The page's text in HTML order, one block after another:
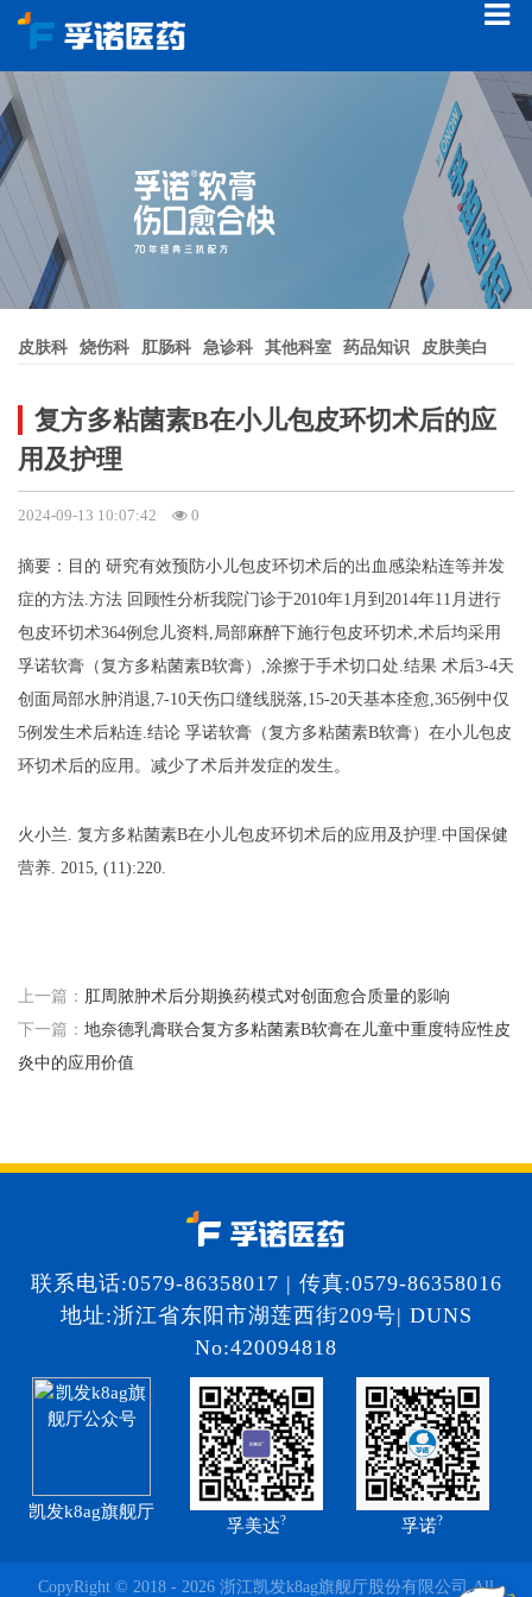
皮肤科 烧伤科 肛肠科 急诊科 其他科室 药品知识 皮肤美白
复方多粘菌素B在小儿包皮环切术后的应
用及护理
2024-09-13 10:07:42 0
摘要：目的 研究有效预防小儿包皮环切术后的出血感染粘连等并发
症的方法.方法 回顾性分析我院门诊于2010年1月到2014年11月进行
包皮环切术364例怠儿资料,局部麻醉下施行包皮环切术,术后均采用
孚诺软膏（复方多粘菌素B软膏）,涂擦于手术切口处.结果 术后3-4天
创面局部水肿消退,7-10天伤口缝线脱落,15-20天基本痊愈,365例中仅
5例发生术后粘连.结论 孚诺软膏（复方多粘菌素B软膏）在小儿包皮
环切术后的应用。减少了术后并发症的发生。
火小兰. 复方多粘菌素B在小儿包皮环切术后的应用及护理.中国保健
营养. 2015, (11):220.
上一篇： 肛周脓肿术后分期换药模式对创面愈合质量的影响
下一篇： 地奈德乳膏联合复方多粘菌素B软膏在儿童中重度特应性皮
炎中的应用价值
联系电话:0579-86358017 | 传真:0579-86358016
地址:浙江省东阳市湖莲西街209号| DUNS
No:420094818
凯发k8ag旗舰厅
孚美达? 孚诺?
CopyRight © 2018 - 2026 浙江凯发k8ag旗舰厅股份有限公司 All